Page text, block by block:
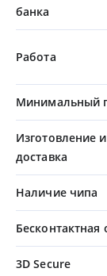
банка
Работа
Минимальный
Изготовление и
доставка
Наличие чипа
Бесконтактная
3D Secure